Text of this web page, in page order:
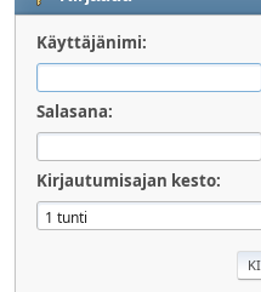
Käyttäjänimi:
Salasana:
Kirjautumisajan kesto: